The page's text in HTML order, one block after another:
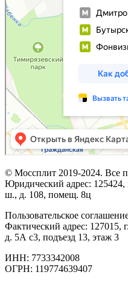
© Моссплит 2019-2024. Все
Юридический адрес:
ш., д. 108, помещ. 8ц
Пользовательское
Фактический адрес: 127015,
д. 5А с3, подъезд 13, этаж 3
ИНН: 7733342008
ОГРН: 119774639407